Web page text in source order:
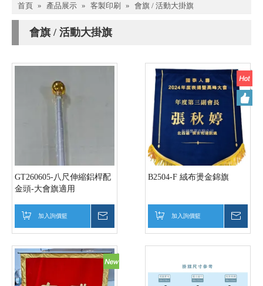
首頁 » 產品展示 » 客製印刷 » 會旗 / 活動大掛旗
會旗 / 活動大掛旗
GT260605-八尺伸縮鋁桿配
金頭-大會旗適用
加入詢價籃
B2504-F 絨布燙金錦旗
加入詢價籃